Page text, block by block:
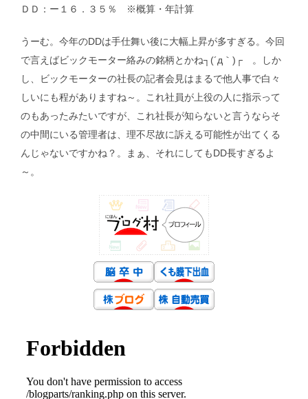
ＤＤ：ー１６．３５％ ※概算・年計算
うーむ。今年のDDは手仕舞い後に大幅上昇が多すぎる。今回
で言えばビックモーター絡みの銘柄とかね┐(´д｀)┌ 。しか
し、ビックモーターの社長の記者会見はまるで他人事で白々
しいにも程がありますね～。これ社員が上役の人に指示って
のもあったみたいですが、これ社長が知らないと言うならそ
の中間にいる管理者は、理不尽故に訴える可能性が出てくる
んじゃないですかね？。まぁ、それにしてもDD長すぎるよ
～。